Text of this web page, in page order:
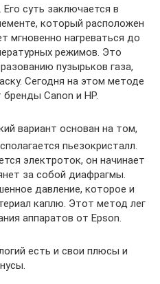
Его суть заключается в
который расположен
мгновенно нагреваться до
режимов. Это
пузырьков газа,
Сегодня на этом методе
Canon и HP.
вариант основан на том,
пьезокристалл.
электроток, он начинает
за собой диафрагмы.
давление, которое и
каплю. Этот метод лег
аппаратов от Epson.
есть и свои плюсы и